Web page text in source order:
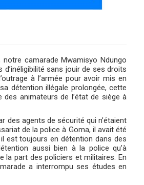
camarade Mwamisyo Ndungo
sans jouir de ses droits
à l’armée pour avoir mis en
détention illégale prolongée, cette
animateurs de l’état de siège à
des agents de sécurité qui n’étaient
de la police à Goma, il avait été
est toujours en détention dans des
aussi bien à la police qu’à
la part des policiers et militaires. En
a interrompu ses études en